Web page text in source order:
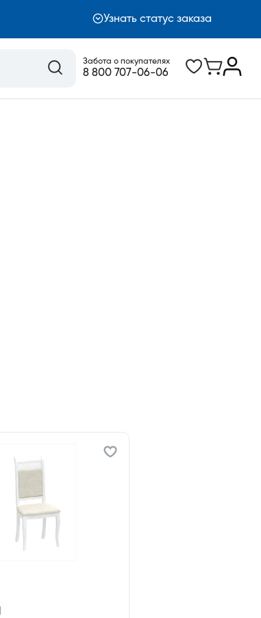
Узнать статус заказа
Забота о покупателях
8 800 707-06-06